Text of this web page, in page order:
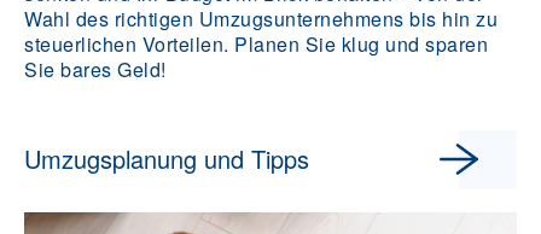
Wahl des richtigen Umzugsunternehmens bis hin zu
steuerlichen Vorteilen. Planen Sie klug und sparen
Sie bares Geld!
Umzugsplanung und Tipps